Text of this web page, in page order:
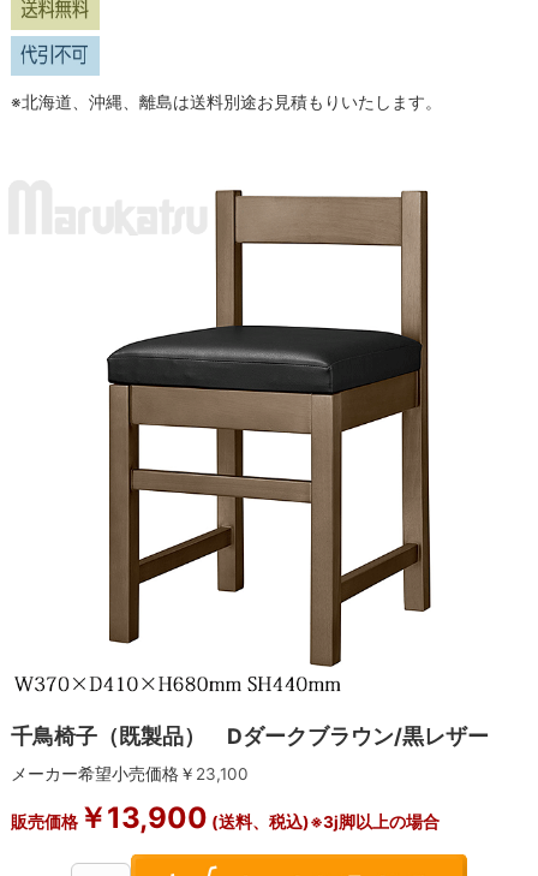
※北海道、沖縄、離島は送料別途お見積もりいたします。
千鳥椅子（既製品） Dダークブラウン/黒レザー
メーカー希望小売価格￥ 23,100
販売価格￥13,900 (送料、税込)※3j脚以上の場合